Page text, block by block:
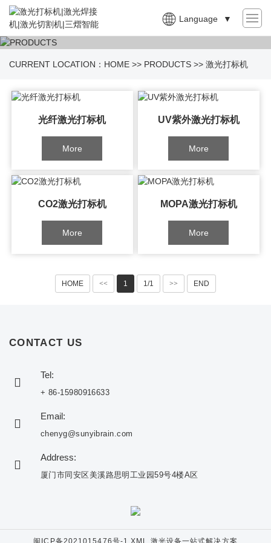
Language ▼
CURRENT LOCATION： HOME >> PRODUCTS >> 激光打标机
光纤激光打标机
More
UV紫外激光打标机
More
CO2激光打标机
More
MOPA激光打标机
More
HOME << 1 1/1 >> END
CONTACT US
Tel:
+ 86-15980916633
Email:
chenyg@sunyibrain.com
Address:
厦门市同安区美溪路思明工业园59号4楼A区
闽ICP备2021015476号-1 XML 激光设备一站式解决方案